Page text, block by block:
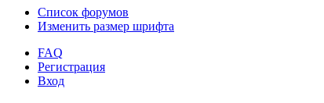
Список форумов
Изменить размер шрифта
FAQ
Регистрация
Вход